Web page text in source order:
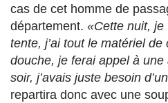
cas de cet homme de
département. «Cette nuit, je
tente, j’ai tout le matériel
douche, je ferai appel à
soir, j’avais juste besoin
repartira donc avec une